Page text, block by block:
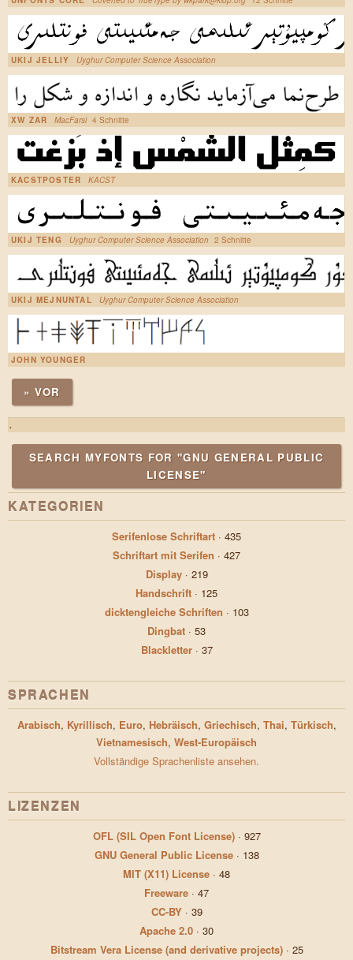
UKIJ JELLIY Uyghur Computer Science Association
XW ZAR MacFarsi 4 Schnitte
KACSTPOSTER KACST
UKIJ TENG Uyghur Computer Science Association 2 Schnitte
UKIJ MEJNUNTAL Uyghur Computer Science Association
JOHN YOUNGER
» VOR
.
SEARCH MYFONTS FOR "GNU GENERAL PUBLIC
LICENSE"
KATEGORIEN
Serifenlose Schriftart · 435
Schriftart mit Serifen · 427
Display· 219
Handschrift · 125
dicktengleiche Schriften · 103
Dingbat · 53
Blackletter· 37
SPRACHEN
Arabisch, Kyrillisch, Euro, Hebräisch, Griechisch, Thai, Türkisch,
Vietnamesisch, West-Europäisch
Vollständige Sprachenliste ansehen.
LIZENZEN
OFL (SIL Open Font License)· 927
GNU General Public License· 138
MIT (X11) License · 48
Freeware · 47
CC-BY· 39
Apache 2.0 · 30
Bitstream Vera License (and derivative projects)· 25